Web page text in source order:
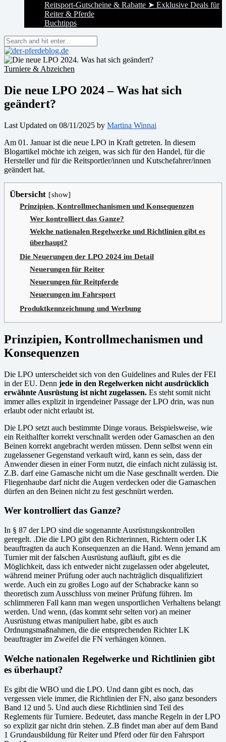
Reitsport-Gutscheine & Rabatte ➤ Exklusive Deals für
Reiter & Pferde
Buchtipps
Turniere & Abzeichen
Die neue LPO 2024 – Was hat sich
geändert?
Last Updated on 08/11/2025 by Martina Winnai
Am 01. Januar ist die neue LPO in Kraft getreten. In diesem
Blogartikel möchte ich zeigen, was sich für den Handel, für die
Hersteller und für die Reitsportler/innen und Kutschefahrer/innen
geändert hat.
Übersicht
show
Prinzipien, Kontrollmechanismen und Konsequenzen
Wer kontrolliert das Ganze?
Welche nationalen Regelwerke und Richtlinien gibt es
überhaupt?
Die Neuerungen der LPO 2024 im Detail
Neuerungen für Reiter
Neuerungen für Reitpferde
Neuerungen im Fahrsport
Produktkennzeichnung und Werbung
Prinzipien, Kontrollmechanismen und
Konsequenzen
Die LPO unterscheidet sich von den Guidelines and Rules der FEI
in der EU. Denn jede in den Regelwerken nicht ausdrücklich
erwähnte Ausrüstung ist nicht zugelassen. Es steht somit nicht
immer alles explizit in irgendeiner Passage der LPO drin, was nun
erlaubt oder nicht erlaubt ist.
Die LPO setzt auch bestimmte Dinge voraus. Beispielsweise, wie
ein Reithalfter korrekt verschnallt werden oder Gamaschen an den
Beinen korrekt angebracht werden müssen. Denn selbst wenn ein
zugelassener Gegenstand verkauft wird, kann es sein, dass der
Anwender diesen in einer Form nutzt, die einfach nicht zulässig ist.
Z.B. darf eine Gamasche nicht um die Nase geschnallt werden. Die
Fliegenhaube darf nicht die Augen verdecken oder die Gamaschen
dürfen an den Beinen nicht zu fest geschnürt werden.
Wer kontrolliert das Ganze?
In § 87 der LPO sind die sogenannte Ausrüstungskontrollen
geregelt. .Die die LPO gibt den Richterinnen, Richtern oder LK
beauftragten da auch Konsequenzen an die Hand. Wenn jemand am
Turnier mit der falschen Ausrüstung aufläuft, gibt es die
Möglichkeit, dass ich entweder nicht zugelassen oder abgeleutet,
während meiner Prüfung oder auch nachträglich disqualifiziert
werde. Auch ein zu großes Logo auf der Schabracke kann so
theoretisch zum Ausschluss von meiner Prüfung führen. Im
schlimmeren Fall kann man wegen unsportlichen Verhaltens belangt
werden. Und wenn, (das kommt sehr selten vor) an meiner
Ausrüstung etwas manipuliert habe, gibt es auch
Ordnungsmaßnahmen, die die entsprechenden Richter LK
beauftragter im Zweifel die FN verhängen können.
Welche nationalen Regelwerke und Richtlinien gibt
es überhaupt?
Es gibt die WBO und die LPO. Und dann gibt es noch, das
vergessen viele immer, die Richtlinien der FN, also ganz besonders
Band 12 und 5. Und auch diese Richtlinien sind Teil des
Reglements für Turniere. Bedeutet, dass manche Regeln in der LPO
so explizit gar nicht drin stehen. Z.B findet man aber auf dem Band
1 Grundausbildung für Reiter und Pferd oder für den Fahrsport